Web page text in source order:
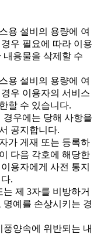
용 설비의 용량에 여
우 필요에 따라 이용
내용물을 삭제할 수
용 설비의 용량에 여
우 이용자의 서비스
할 수 있습니다.
우에는 당해 사항을
공지합니다.
가 게재 또는 등록하
다음 각호에 해당한
용자에게 사전 통지
.
는 제 3자를 비방하거
명예를 손상시키는 경
풍양속에 위반되는 내